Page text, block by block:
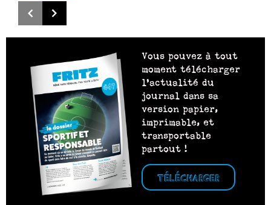
Vous pouvez à tout
moment télécharger
l’actualité du
journal dans sa
version papier,
imprimable, et
transportable
partout !
TÉLÉCHARGER